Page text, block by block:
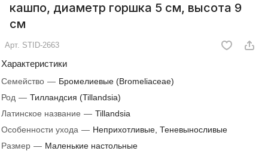
кашпо, диаметр горшка 5 см, высота 9
см
Арт. STID-2663
Характеристики
Семейство — Бромелиевые (Bromeliaceae)
Род — Тилландсия (Tillandsia)
Латинское название — Tillandsia
Особенности ухода — Неприхотливые, Теневыносливые
Размер — Маленькие настольные